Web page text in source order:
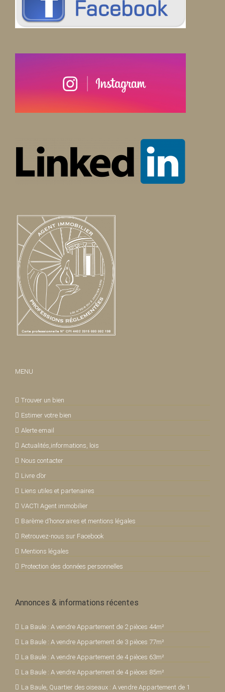
MENU
Trouver un bien
Estimer votre bien
Alerte email
Actualités,informations, lois
Nous contacter
Livre d’or
Liens utiles et partenaires
VACTI Agent immobilier
Barème d’honoraires et mentions légales
Retrouvez-nous sur Facebook
Mentions légales
Protection des données personnelles
Annonces & informations récentes
La Baule : A vendre Appartement de 2 pièces 44m²
La Baule : A vendre Appartement de 3 pièces 77m²
La Baule : A vendre Appartement de 4 pièces 63m²
La Baule : A vendre Appartement de 4 pièces 85m²
La Baule, Quartier des oiseaux : A vendre Appartement de 1